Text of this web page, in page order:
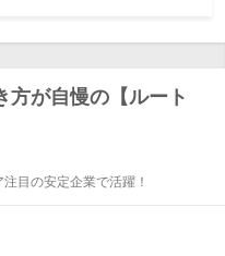
方が自慢の【ルート
目の安定企業で活躍！